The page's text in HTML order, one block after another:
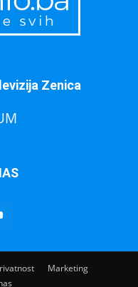
Zenica
Marketing